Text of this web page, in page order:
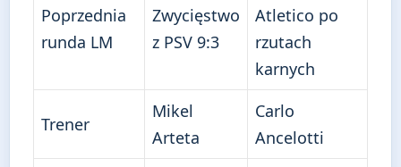
Poprzednia
runda LM
Zwycięstwo
z PSV 9:3
Atletico po
rzutach
karnych
Trener
Mikel
Arteta
Carlo
Ancelotti